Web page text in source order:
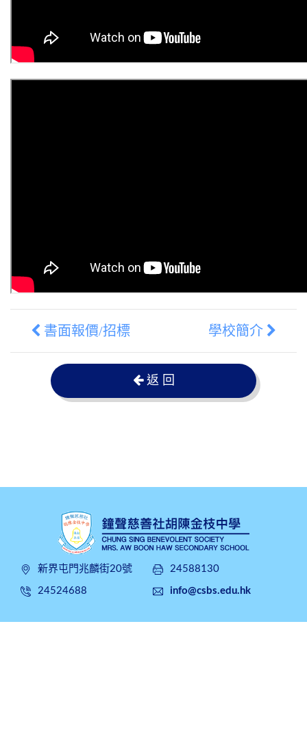
書面報價/招標 學校簡介
返 回
新界屯門兆麟街20號
24524688
24588130
info@csbs.edu.hk